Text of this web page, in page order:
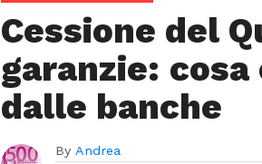
Cessione del
garanzie:
dalle banche
By Andrea